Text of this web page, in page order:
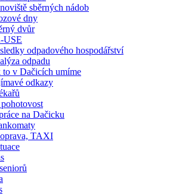
sběrných nádob
dny
dvůr
USE
odpadového hospodářství
odpadu
to v Dačicích umíme
odkazy
na Dačicku
TAXI